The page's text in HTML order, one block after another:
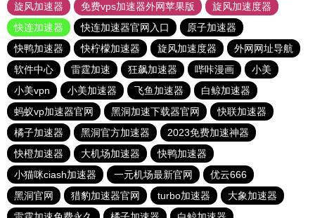
旋风加速器
免费vps加速器外网苹果版
旋风加速度器
快连加速器
快连加速器官网入口
原子加速器
快鸭加速器
快柠檬加速器 旋风加速度器
外网网址导航
软件中心
雷霆加速 狂飙加速器 哔咔漫画
小美
小美vpn
小美加速器 飞鱼加速器
白鲸加速器
蚂蚁vp加速器官网
黑洞加速下载器官网
快联加速器
橘子加速器
黑洞官方加速器
2023免费加速神器
快橙加速器
大机场加速器
快鸭加速器
小猫咪ciash加速器
一元机场最新官网
优云666
黑洞官网
猎豹加速器官网 turbo加速器
大象加速器